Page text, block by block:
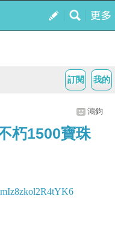
我的
訂閱
鴻鈞
朽1500寶珠